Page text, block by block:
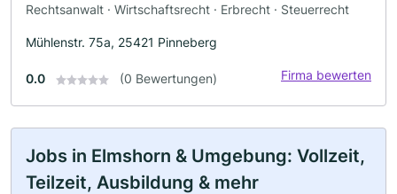
Rechtsanwalt · Wirtschaftsrecht · Erbrecht · Steuerrecht
Mühlenstr. 75a, 25421 Pinneberg
0.0 (0 Bewertungen) Firma bewerten
Jobs in Elmshorn & Umgebung: Vollzeit,
Teilzeit, Ausbildung & mehr